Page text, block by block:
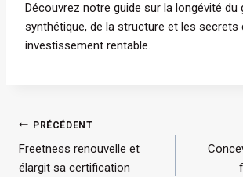
Découvrez notre guide sur la longévité du
synthétique, de la structure et les secrets
investissement rentable.
Navigation
de
PRÉCÉDENT
Freetness renouvelle et
élargit sa certification